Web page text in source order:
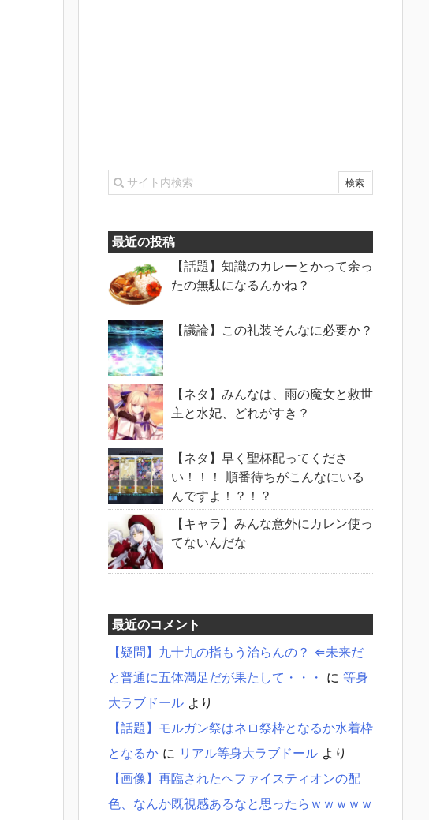
最近の投稿
【話題】知識のカレーとかって余っ
たの無駄になるんかね？
【議論】この礼装そんなに必要か？
【ネタ】みんなは、雨の魔女と救世
主と水妃、どれがすき？
【ネタ】早く聖杯配ってくださ
い！！！ 順番待ちがこんなにいる
んですよ！？！？
【キャラ】みんな意外にカレン使っ
てないんだな
最近のコメント
【疑問】九十九の指もう治らんの？ ⇐未来だ
と普通に五体満足だが果たして・・・ に 等身
大ラブドール より
【話題】モルガン祭はネロ祭枠となるか水着枠
となるか に リアル等身大ラブドール より
【画像】再臨されたヘファイスティオンの配
色、なんか既視感あるなと思ったらｗｗｗｗｗ